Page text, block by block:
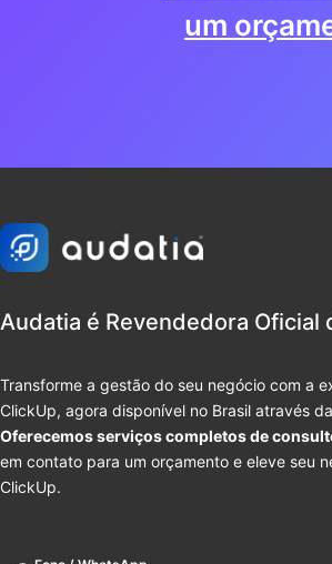
um
Audatia é Revendedora Oficial
Transforme a gestão do seu negócio com a
ClickUp, agora disponível no Brasil através
Oferecemos serviços completos de
em contato para um orçamento e eleve seu
ClickUp.